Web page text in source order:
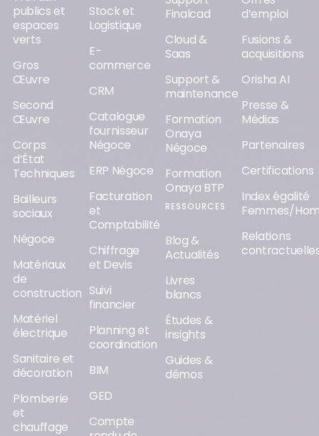
publics et
espaces
verts
Gros
Œuvre
Second
Œuvre
Corps
d’État
Techniques
Bailleurs
sociaux
Négoce
Matériaux
de
construction
Matériel
électrique
Sanitaire et
décoration
Plomberie
et
chauffage
Stock et
Logistique
E-
commerce
CRM
Catalogue
fournisseur
Négoce
ERP Négoce
Facturation
et
Comptabilité
Chiffrage
et Devis
Suivi
financier
Planning et
coordination
BIM
GED
Compte
Finalcad
Cloud &
Saas
Support &
maintenance
Formation
Onaya
Négoce
Formation
Onaya BTP
RESSOURCES
Blog &
Actualités
Livres
blancs
Études &
insights
Guides &
démos
d’emploi
Fusions &
acquisitions
Orisha AI
Presse &
Médias
Partenaires
Certifications
Index égalité
Femmes/
Relations